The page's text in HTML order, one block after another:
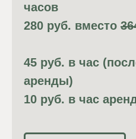
часов
280 руб. вместо
45 руб. в час
аренды)
10 руб. в час